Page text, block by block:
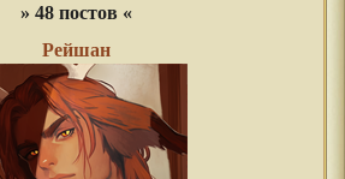
» 48 постов «
Рейшан